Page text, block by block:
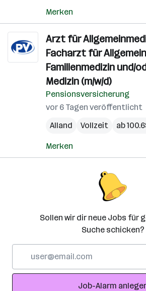
Merken
Arzt für
Facharzt für
Familienmedizin und/
Medizin (m/w/d)
Pensionsversicherung
vor 6 Tagen veröffentlicht
Alland
Vollzeit ab
Merken
Sollen wir dir neue Jobs für
Suche schicken?
Adresse
Job-Alarm